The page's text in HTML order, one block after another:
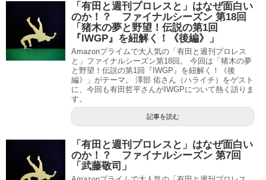
「有田と週刊プロレスと」はなぜ面白い
のか！？ ファイナルシーズン 第18回
「猪木の夢と野望！伝説の第1回
『IWGP』を紐解く！《後編》」
Amazonプライムで大人気の「有田と週刊プロレス
と」ファイナルシーズン第18回。 今回は「猪木の夢
と野望！伝説の第1回『IWGP』を紐解く！《後
編》」がテーマ。 澤部 佑さん（ハライチ）をゲスト
に、今回も有田哲平さんがIWGPについて熱く語りま
す。
記事を読む
「有田と週刊プロレスと」はなぜ面白い
のか！？ ファイナルシーズン 第7回
「武藤敬司」